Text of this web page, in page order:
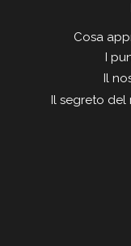
Cosa
I
Il
Il segreto